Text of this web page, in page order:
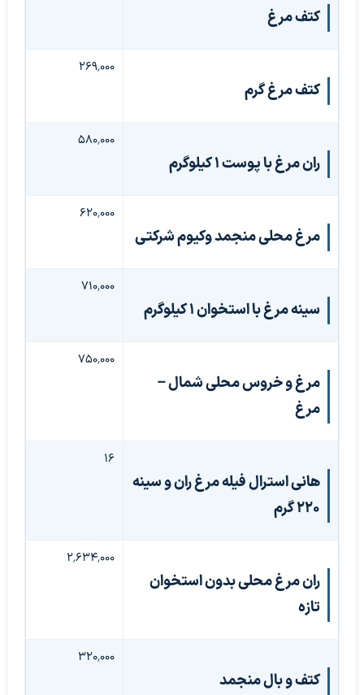
کتف مرغ
کتف مرغ گرم
۲۶۹٬۰۰۰
ران مرغ با پوست 1 کیلوگرم
۵۸۰٬۰۰۰
مرغ محلی منجمد وکیوم شرکتی
۶۲۰٬۰۰۰
سینه مرغ با استخوان ۱ کیلوگرم
۷۱۰٬۰۰۰
مرغ و خروس محلی شمال –
مرغ
۷۵۰٬۰۰۰
هانی استرال فیله مرغ ران و سینه
220 گرم
۱۶
ران مرغ محلی بدون استخوان
تازه
۲٬۶۳۴٬۰۰۰
کتف و بال منجمد
۳۲۰٬۰۰۰